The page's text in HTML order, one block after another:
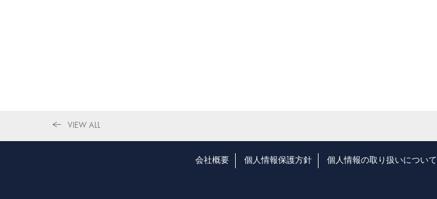
VIEW ALL
会社概要 個人情報保護方針 個人情報の取り扱いについて